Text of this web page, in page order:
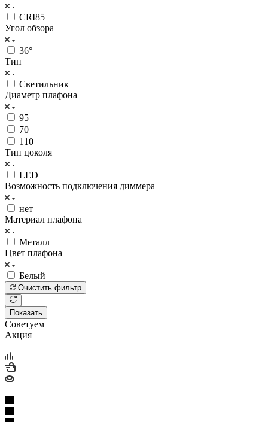
CRI85
Угол обзора
36°
Тип
Светильник
Диаметр плафона
95
70
110
Тип цоколя
LED
Возможность подключения диммера
нет
Материал плафона
Металл
Цвет плафона
Белый
Очистить фильтр
Показать
Советуем
Акция